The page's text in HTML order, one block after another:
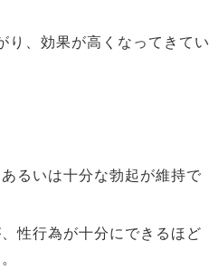
り、効果が高くなってきてい
るいは十分な勃起が維持で
性行為が十分にできるほど